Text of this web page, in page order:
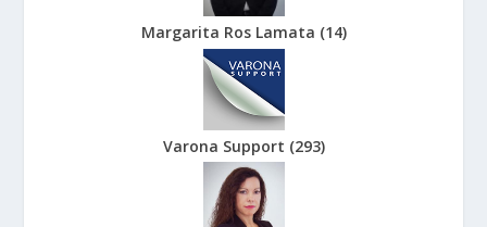
Margarita Ros Lamata (14)
Varona Support (293)